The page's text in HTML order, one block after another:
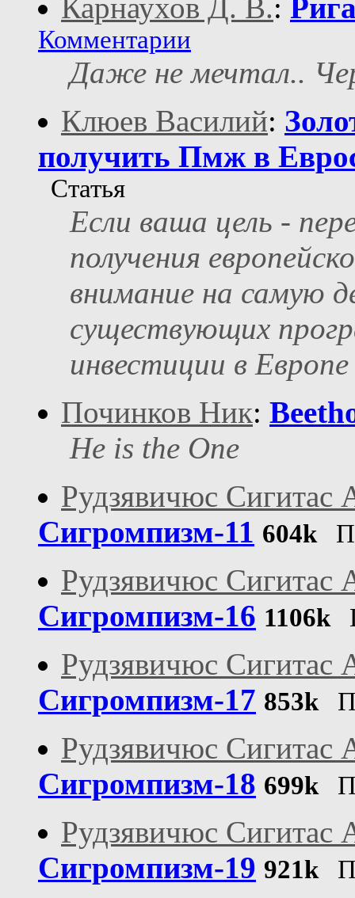
Карнаухов Д. В.:
Комментарии
Даже не мечтал..
Клюев Василий:
получить Пмж в
Статья
Если ваша цель -
получения
внимание на самую
существующих
инвестиции в
Починков Ник:
He is the One
Рудзявичюс Сигитас
Сигромпизм-11 604k
Рудзявичюс Сигитас
Сигромпизм-16 1106k
Рудзявичюс Сигитас
Сигромпизм-17 853k
Рудзявичюс Сигитас
Сигромпизм-18 699k
Рудзявичюс Сигитас
Сигромпизм-19 921k